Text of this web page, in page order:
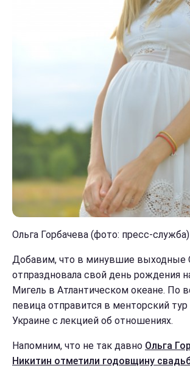
Ольга Горбачева (фото: пресс-служба)
Добавим, что в минувшие выходные
отпраздновала свой день рождения
Мигель в Атлантическом океане. По
певица отправится в менторский
Украине с лекцией об отношениях.
Напомним, что не так давно Ольга
Никитин отметили годовщину